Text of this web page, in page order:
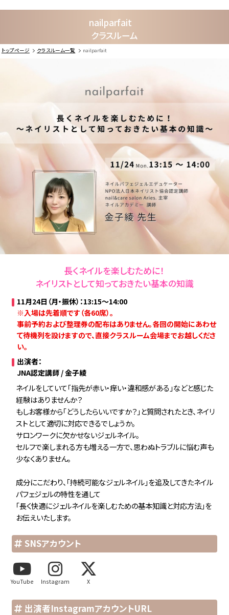
nailparfait
クラスルーム
トップページ クラスルーム一覧 nailparfait
長くネイルを楽しむために！
ネイリストとして知っておきたい基本の知識
11月24日（月・振休）：13:15〜14:00
※入場は先着順です（各60席）。
事前予約および整理券の配布はありません。各回の開始にあわせ
て待機列を設けますので、直接クラスルーム会場までお越しくださ
い。
出演者：
JNA認定講師 / 金子綾
ネイルをしていて「指先が赤い・痒い・違和感がある」などと感じた
経験はありませんか？
もしお客様から「どうしたらいいですか？」と質問されたとき、ネイリ
ストとして適切に対応できるでしょうか。
サロンワークに欠かせないジェルネイル。
セルフで楽しまれる方も増える一方で、思わぬトラブルに悩む声も
少なくありません。
成分にこだわり、「持続可能なジェルネイル」を追及してきたネイル
パフェジェルの特性を通して
「長く快適にジェルネイルを楽しむための基本知識と対応方法」を
お伝えいたします。
SNSアカウント
YouTube Instagram X
出演者InstagramアカウントURL